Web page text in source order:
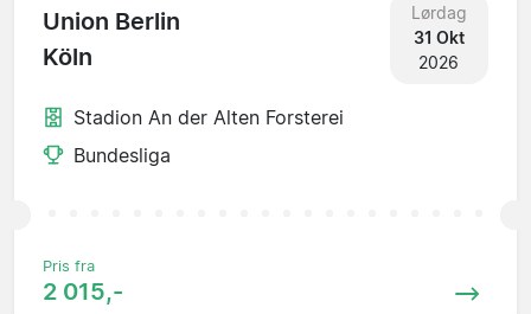
Union Berlin
Köln
Lørdag
31 Okt
2026
Stadion An der Alten Forsterei
Bundesliga
Pris fra
2 015,-